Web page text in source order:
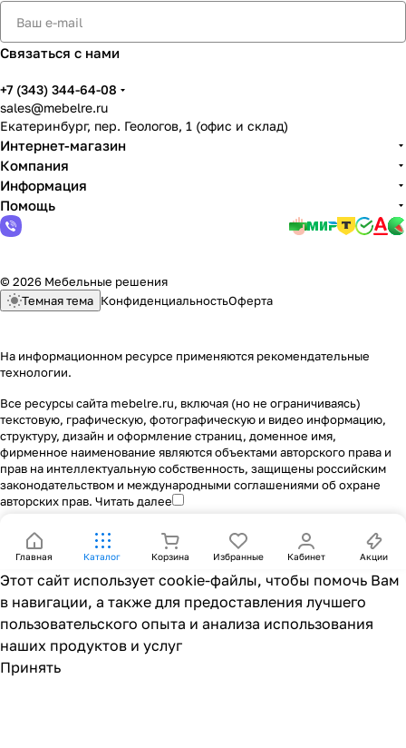
Связаться с нами
+7 (343) 344-64-08
sales@mebelre.ru
Екатеринбург, пер. Геологов, 1 (офис и склад)
Интернет-магазин
Компания
Информация
Помощь
© 2026 Мебельные решения
Темная тема КонфиденциальностьОферта
На информационном ресурсе применяются рекомендательные
технологии.
Все ресурсы сайта mebelre.ru, включая (но не ограничиваясь)
текстовую, графическую, фотографическую и видео информацию,
структуру, дизайн и оформление страниц, доменное имя,
фирменное наименование являются объектами авторского права и
прав на интеллектуальную собственность, защищены российским
законодательством и международными соглашениями об охране
авторских прав. Читать далее
Главная Каталог Корзина Избранные Кабинет Акции
Этот сайт использует cookie-файлы, чтобы помочь Вам
в навигации, а также для предоставления лучшего
пользовательского опыта и анализа использования
наших продуктов и услуг
Принять